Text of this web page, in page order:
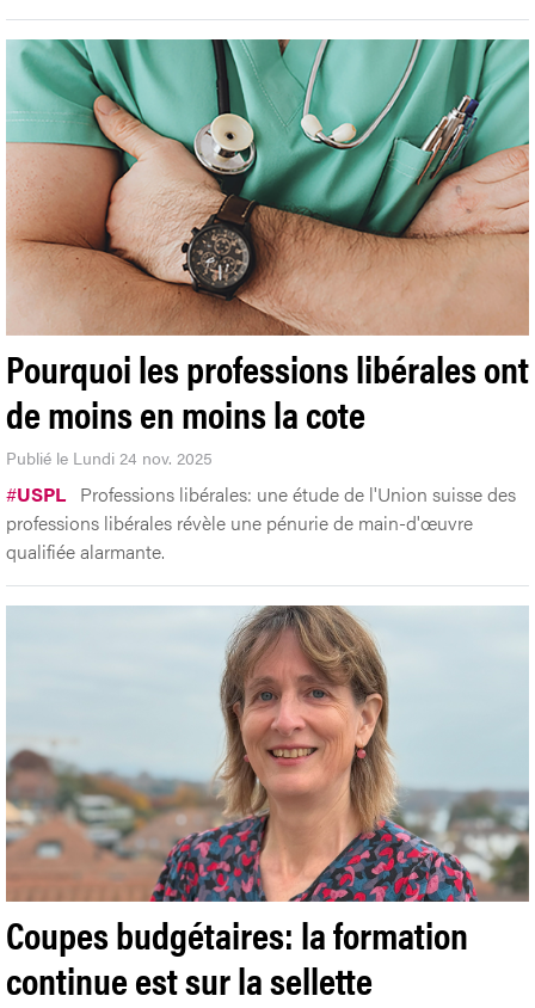
Pourquoi les professions libérales ont
de moins en moins la cote
Publié le Lundi 24 nov. 2025
#USPL Professions libérales: une étude de l'Union suisse des
professions libérales révèle une pénurie de main-d'œuvre
qualifiée alarmante.
Coupes budgétaires: la formation
continue est sur la sellette